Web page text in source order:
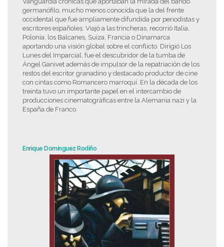
germanófilo, mucho menos conocida que la del frente
occidental que fue ampliamente difundida por periodistas y
escritores españoles. Viajó a las trincheras, recorrió Italia,
Polonia, los Balcanes, Suiza, Francia o Dinamarca
aportando una visión global sobre el conflicto. Dirigió Los
Lunes del Imparcial, fue el descubridor de la tumba de
Ángel Ganivet además de impulsor de la repatriación de los
restos del escritor granadino y destacado productor de cine
con cintas como Romancero marroquí. En la década de los
treinta tuvo un importante papel en el intercambio de
producciones cinematográficas entre la Alemania nazi y la
España de Franco.
Enrique Domínguez Rodiño